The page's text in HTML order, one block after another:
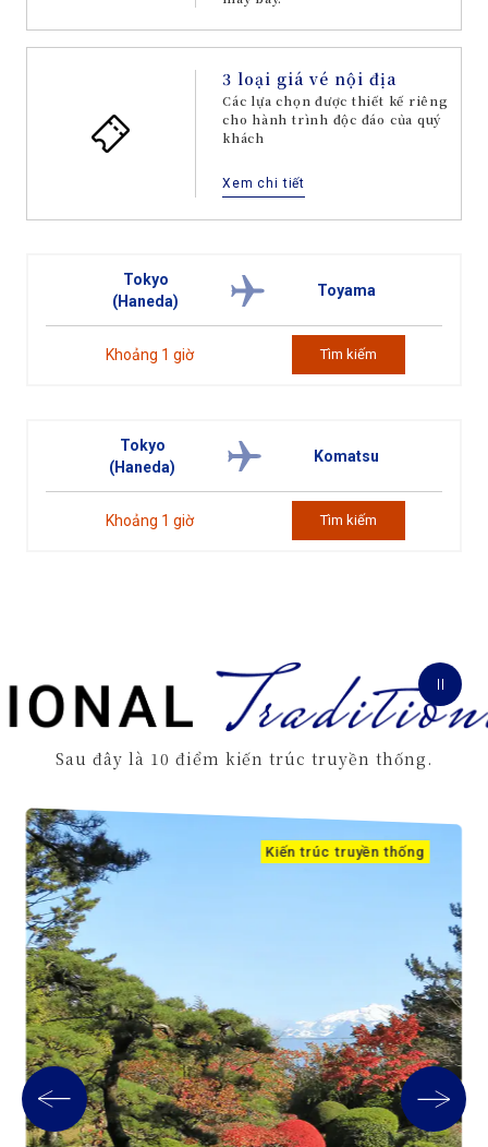
3 loại giá vé nội địa
Các lựa chọn được thiết kế riêng
cho hành trình độc đáo của quý
khách
Xem chi tiết
Tokyo
(Haneda)
Toyama
Khoảng 1 giờ Tìm kiếm
Tokyo
(Haneda)
Komatsu
Khoảng 1 giờ Tìm kiếm
Sau đây là 10 điểm kiến trúc truyền thống.
Kiến trúc truyền thống